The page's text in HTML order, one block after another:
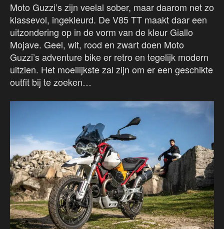
Moto Guzzi’s zijn veelal sober, maar daarom net zo
klassevol, ingekleurd. De V85 TT maakt daar een
uitzondering op in de vorm van de kleur Giallo
Mojave. Geel, wit, rood en zwart doen Moto
Guzzi’s adventure bike er retro en tegelijk modern
uitzien. Het moeilijkste zal zijn om er een geschikte
outfit bij te zoeken…